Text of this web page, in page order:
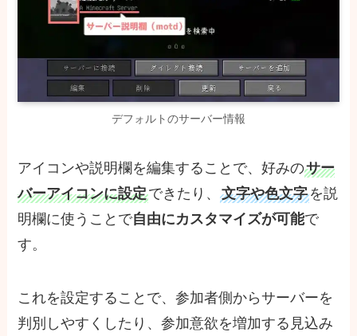
デフォルトのサーバー情報
アイコンや説明欄を編集することで、好みのサー
バーアイコンに設定できたり、文字や色文字を説
明欄に使うことで自由にカスタマイズが可能で
す。
これを設定することで、参加者側からサーバーを
判別しやすくしたり、参加意欲を増加する見込み